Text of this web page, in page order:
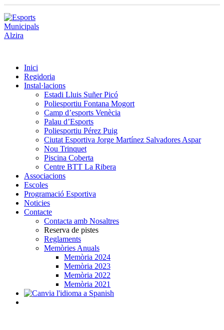
Inici
Regidoria
Instal·lacions
Estadi Lluis Suñer Picó
Poliesportiu Fontana Mogort
Camp d’esports Venècia
Palau d’Esports
Poliesportiu Pérez Puig
Ciutat Esportiva Jorge Martínez Salvadores Aspar
Nou Trinquet
Piscina Coberta
Centre BTT La Ribera
Associacions
Escoles
Programació Esportiva
Noticies
Contacte
Contacta amb Nosaltres
Reserva de pistes
Reglaments
Memòries Anuals
Memòria 2024
Memòria 2023
Memòria 2022
Memòria 2021